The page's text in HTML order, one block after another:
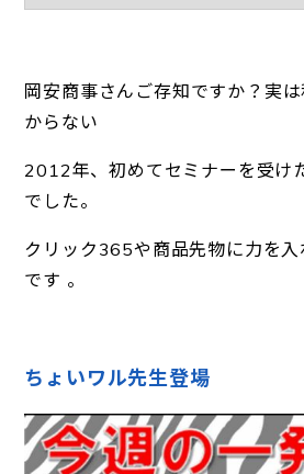
岡安商事さんご存知ですか？実
からない
2012年、初めてセミナーを受け
でした。
クリック365や商品先物に力を
です 。
ちょいワル先生登場